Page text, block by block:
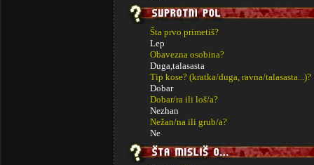
Šta prvo primetiš?
Lep
Obavezna osobina?
Duga,talasasta
Tip kose? (kratka/duga, ravna/talasasta...)?
Dobar
Dobar/ra ili loš/a?
Nezhan
Nežan/na ili grub/a?
Ne